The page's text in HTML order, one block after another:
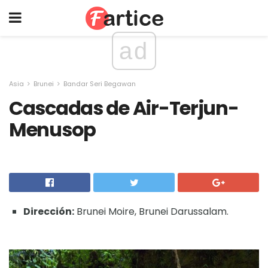
ad
Asia Brunei Bandar Seri Begawan
Cascadas de Air-Terjun-
Menusop
Dirección: Brunei Moire, Brunei Darussalam.